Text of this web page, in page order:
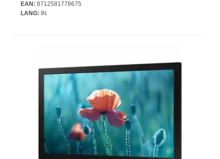
EAN: 8712581778675
LANG: IN